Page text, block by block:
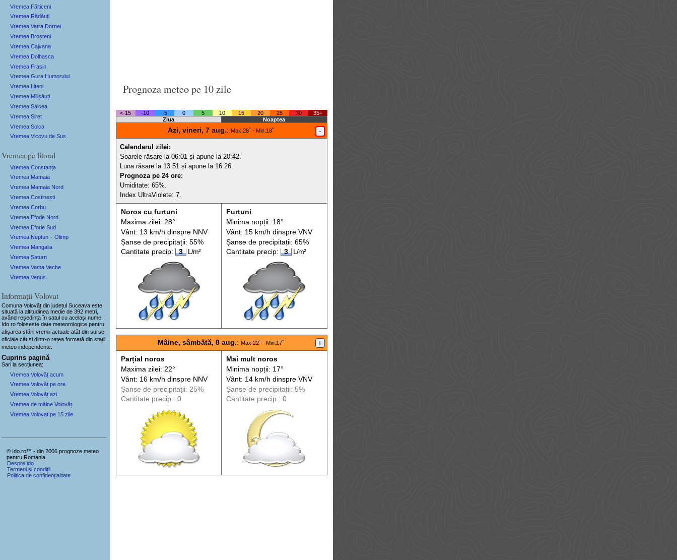
Prognoza meteo pe 10 zile
<-15 -10 -5 0 5 10 15 20 25 30
35+
Ziua
Noaptea
Azi, vineri, 7 aug.: Max:28˚ - Min:18˚ -
Calendarul zilei:
Soarele răsare la 06:01 și apune la 20:42.
Luna răsare la 13:51 și apune la 16:26.
Prognoza pe 24 ore:
Umiditate: 65%.
Index UltraViolete:7.
Noros cu furtuni
Maxima zilei: 28°
Vânt: 13 km/h dinspreNNV
Șanse de precipitații: 55%
Cantitate precip:
3 L/m²
Furtuni
Minima nopții: 18°
Vânt: 15 km/h dinspreVNV
Șanse de precipitații: 65%
Cantitate precip:
3 L/m²
Mâine, sâmbătă, 8 aug.: Max:22˚ - Min:17˚ +
Parțial noros
Maxima zilei: 22°
Vânt: 16 km/h dinspreNNV
Șanse de precipitații: 25%
Cantitate precip.: 0
Mai mult noros
Minima nopții: 17°
Vânt: 14 km/h dinspreVNV
Șanse de precipitații: 5%
Cantitate precip.: 0
Vremea Fălticeni
Vremea Rădăuți
Vremea Vatra Dornei
Vremea Broșteni
Vremea Cajvana
Vremea Dolhasca
Vremea Frasin
Vremea Gura Humorului
Vremea Liteni
Vremea Milișăuți
Vremea Salcea
Vremea Siret
Vremea Solca
Vremea Vicovu de Sus
Vremea pe litoral
Vremea Constanța
Vremea Mamaia
Vremea Mamaia Nord
Vremea Costinești
Vremea Corbu
Vremea Eforie Nord
Vremea Eforie Sud
Vremea Neptun - Olimp
Vremea Mangalia
Vremea Saturn
Vremea Vama Veche
Vremea Venus
Informații Volovat
Comuna Volovăț din județul Suceava este
situată la altitudinea medie de 392 metri,
având reședința în satul cu același nume.
Ido.ro folosește date meteorologice pentru
afișarea stării vremii actuale atât din surse
oficiale cât și dintr-o rețea formată din stații
meteoindependente
Cuprins pagină
Sari la secțiunea:
Vremea Volovăț acum
Vremea Volovăț pe ore
Vremea Volovăț azi
Vremea de mâine Volovăț
Vremea Volovat pe 15 zile
© Ido.ro™ - din 2006 prognoze meteo
pentru Romania.
Despre ido
Termeni și condiții
Politica de confidențialitate